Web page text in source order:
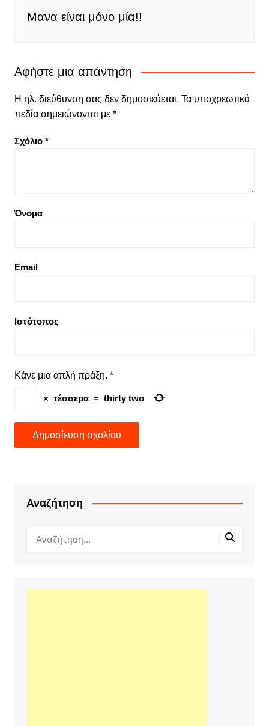
Μανα είναι μόνο μία!!
Αφήστε μια απάντηση
Η ηλ. διεύθυνση σας δεν δημοσιεύεται. Τα υποχρεωτικά
πεδία σημειώνονται με *
Σχόλιο *
Όνομα
Email
Ιστότοπος
Κάνε μια απλή πράξη. *
× τέσσερα = thirty two
Αναζήτηση